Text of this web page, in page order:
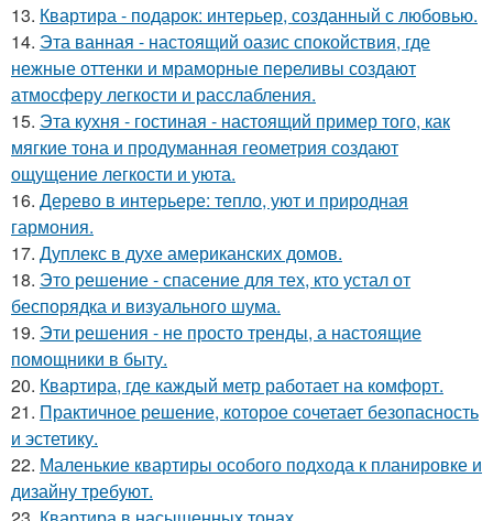
13. Квартира - подарок: интерьер, созданный с любовью.
14. Эта ванная - настоящий оазис спокойствия, где
нежные оттенки и мраморные переливы создают
атмосферу легкости и расслабления.
15. Эта кухня - гостиная - настоящий пример того, как
мягкие тона и продуманная геометрия создают
ощущение легкости и уюта.
16. Дерево в интерьере: тепло, уют и природная
гармония.
17. Дуплекс в духе американских домов.
18. Это решение - спасение для тех, кто устал от
беспорядка и визуального шума.
19. Эти решения - не просто тренды, а настоящие
помощники в быту.
20. Квартира, где каждый метр работает на комфорт.
21. Практичное решение, которое сочетает безопасность
и эстетику.
22. Маленькие квартиры особого подхода к планировке и
дизайну требуют.